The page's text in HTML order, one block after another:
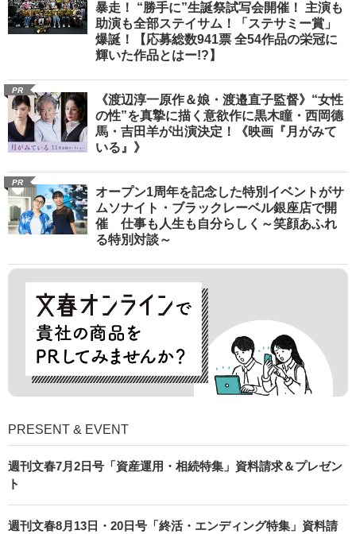
暴走！ “勝手に”生誕祭試写会開催！ 主演も
助演も全部ステイサム！「ステサミー賞」
爆誕！【応募総数941票 全54作品の栄冠に
輝いた作品とはー!?】
PR
《渡辺淳一原作＆娘・渡邉直子監督》“女性
の性”を真摯に描く意欲作に黒木瞳・西岡德
馬・吉田羊が出演決定！《映画『月がみて
いる』》
PR
オープン1周年を記念した特別イベントがサ
ムソナイト・ブラックレーベル銀座店で開
催 仕事も人生も自分らしく～笑顔あふれ
る特別対談～
PRESENT & EVENT
週刊文春7月2日号「資産運用・相続特集」資料請求＆プレゼン
ト
週刊文春8月13日・20日号「終活・エンディング特集」資料請